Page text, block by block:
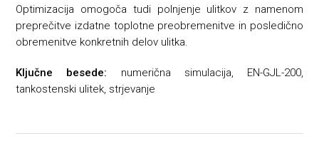
Optimizacija omogoča tudi polnjenje ulitkov z namenom
preprečitve izdatne toplotne preobremenitve in posledično
obremenitve konkretnih delov ulitka.
Ključne besede: numerična simulacija, EN-GJL-200,
tankostenski ulitek, strjevanje